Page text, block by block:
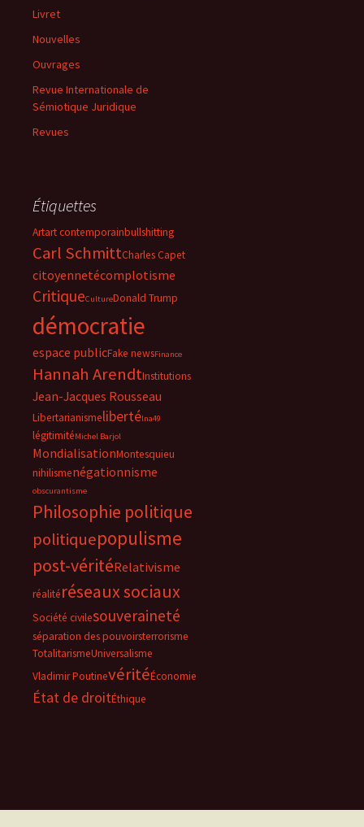
Livret
Nouvelles
Ouvrages
Revue Internationale de
Sémiotique Juridique
Revues
Étiquettes
Artart contemporainbullshitting
Carl SchmittCharles Capet
citoyennetécomplotisme
CritiqueCultureDonald Trump
démocratie
espace publicFake newsFinance
Hannah ArendtInstitutions
Jean-Jacques Rousseau
Libertarianismelibertélna49
légitimitéMichel Barjol
MondialisationMontesquieu
nihilismenégationnisme
obscurantisme
Philosophie politique
politiquepopulisme
post-véritéRelativisme
réalitéréseaux sociaux
Société civilesouveraineté
séparation des pouvoirsterrorisme
TotalitarismeUniversalisme
Vladimir PoutinevéritéÉconomie
État de droitÉthique